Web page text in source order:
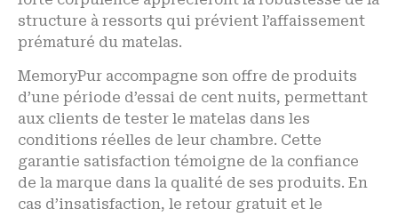
structure à ressorts qui prévient l’affaissement
prématuré du matelas.
MemoryPur accompagne son offre de produits
d’une période d’essai de cent nuits, permettant
aux clients de tester le matelas dans les
conditions réelles de leur chambre. Cette
garantie satisfaction témoigne de la confiance
de la marque dans la qualité de ses produits. En
cas d’insatisfaction, le retour gratuit et le